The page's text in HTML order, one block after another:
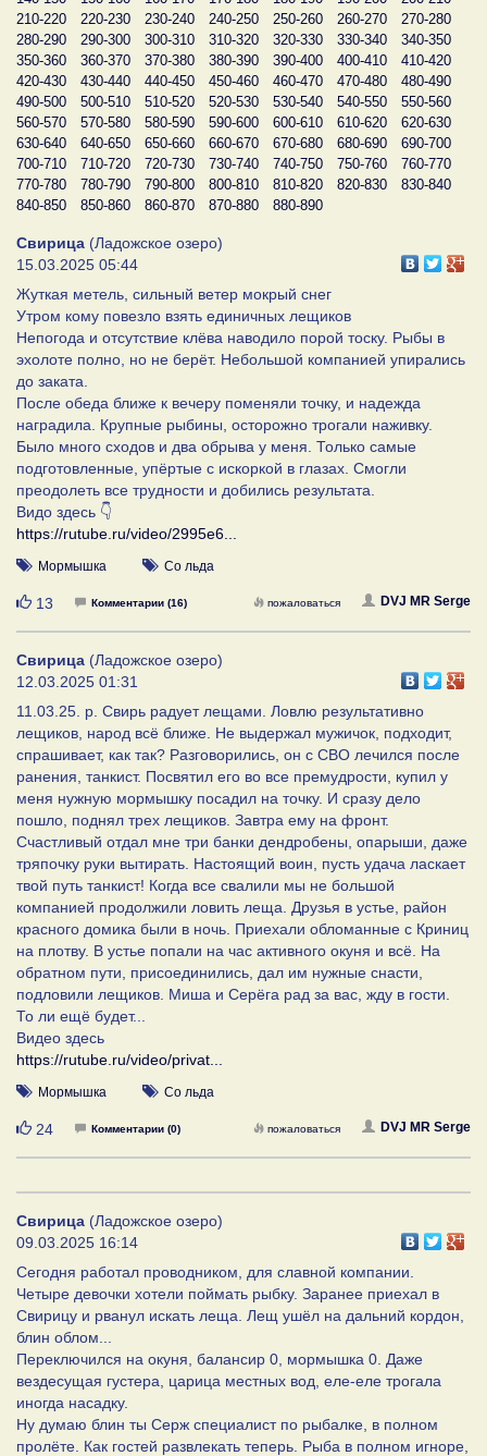
210-220
220-230 230-240 240-250 250-260 260-270
270-280
280-290
290-300 300-310 310-320 320-330 330-340
340-350
350-360
360-370 370-380 380-390 390-400 400-410
410-420
420-430
430-440 440-450 450-460 460-470 470-480
480-490
490-500
500-510 510-520 520-530 530-540 540-550
550-560
560-570
570-580 580-590 590-600 600-610 610-620
620-630
630-640
640-650 650-660 660-670 670-680 680-690
690-700
700-710
710-720 720-730 730-740 740-750 750-760
760-770
770-780
780-790 790-800 800-810 810-820 820-830
830-840
840-850
850-860 860-870 870-880 880-890
Свирица (Ладожское озеро)
15.03.2025 05:44
Жуткая метель, сильный ветер мокрый снег
Утром кому повезло взять единичных лещиков
Непогода и отсутствие клёва наводило порой тоску. Рыбы в
эхолоте полно, но не берёт. Небольшой компанией упирались
до заката.
После обеда ближе к вечеру поменяли точку, и надежда
наградила. Крупные рыбины, осторожно трогали наживку.
Было много сходов и два обрыва у меня. Только самые
подготовленные, упёртые с искоркой в глазах. Смогли
преодолеть все трудности и добились результата.
Видо здесь 👇
https://rutube.ru/video/2995e6...
Мормышка Со льда
Нравится
13 Комментарии (16) DVJ MR Serge
пожаловаться
Свирица (Ладожское озеро)
12.03.2025 01:31
11.03.25. р. Свирь радует лещами. Ловлю результативно
лещиков, народ всё ближе. Не выдержал мужичок, подходит,
спрашивает, как так? Разговорились, он с СВО лечился после
ранения, танкист. Посвятил его во все премудрости, купил у
меня нужную мормышку посадил на точку. И сразу дело
пошло, поднял трех лещиков. Завтра ему на фронт.
Счастливый отдал мне три банки дендробены, опарыши, даже
тряпочку руки вытирать. Настоящий воин, пусть удача ласкает
твой путь танкист! Когда все свалили мы не большой
компанией продолжили ловить леща. Друзья в устье, район
красного домика были в ночь. Приехали обломанные с Криниц
на плотву. В устье попали на час активного окуня и всё. На
обратном пути, присоединились, дал им нужные снасти,
подловили лещиков. Миша и Серёга рад за вас, жду в гости.
То ли ещё будет...
Видео здесь
https://rutube.ru/video/privat...
Мормышка Со льда
Нравится
24 Комментарии (0) DVJ MR Serge
пожаловаться
Свирица (Ладожское озеро)
09.03.2025 16:14
Сегодня работал проводником, для славной компании.
Четыре девочки хотели поймать рыбку. Заранее приехал в
Свирицу и рванул искать леща. Лещ ушёл на дальний кордон,
блин облом...
Переключился на окуня, балансир 0, мормышка 0. Даже
вездесущая густера, царица местных вод, еле-еле трогала
иногда насадку.
Ну думаю блин ты Серж специалист по рыбалке, в полном
пролёте. Как гостей развлекать теперь. Рыба в полном игноре,